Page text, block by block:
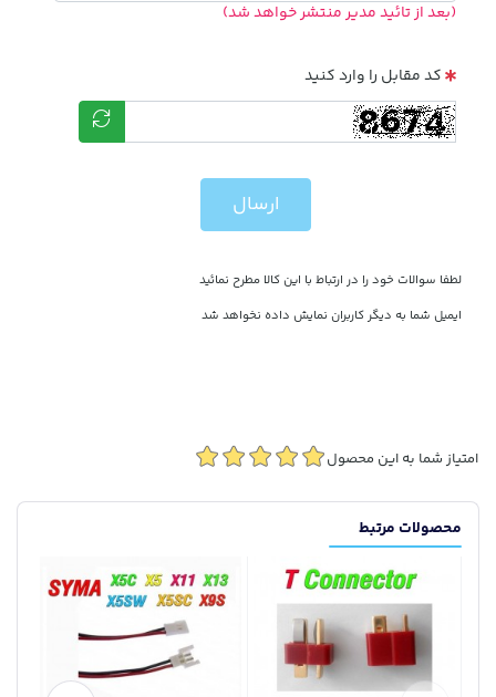
(بعد از تائید مدیر منتشر خواهد شد)
کد مقابل را وارد کنید
ارسال
لطفا سوالات خود را در ارتباط با این کالا مطرح نمائید
ایمیل شما به دیگر کاربران نمایش داده نخواهد شد
امتیاز شما به این محصول
محصولات مرتبط